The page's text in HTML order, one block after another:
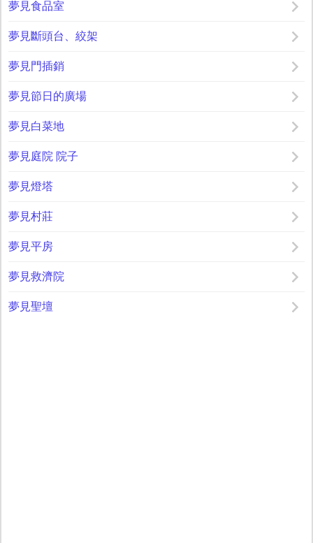
夢見食品室
夢見斷頭台、絞架
夢見門插銷
夢見節日的廣場
夢見白菜地
夢見庭院 院子
夢見燈塔
夢見村莊
夢見平房
夢見救濟院
夢見聖壇